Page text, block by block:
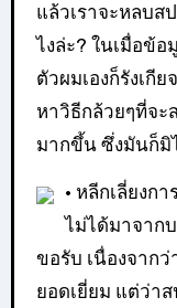
แล้วเราจะหลบส
ไงล่ะ? ในเมื่อข้
ตัวผมเองก็รังเกี
หาวิธีกล้วยๆที่จะ
มากขึ้น ซึ่งมันก็มิ
• หลีกเลี่ยงก
ไม่ได้มาจาก
ขอรับ เนื่องจาก
ยอดเยี่ยม แต่ว่า